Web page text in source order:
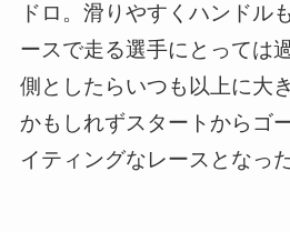
ドロ。滑りやすくハンドル
ースで走る選手にとっては
側としたらいつも以上に大
かもしれずスタートからゴ
イティングなレースとなった